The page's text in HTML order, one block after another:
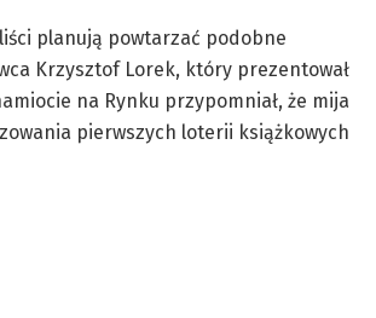
planują powtarzać podobne
Krzysztof Lorek, który prezentował
na Rynku przypomniał, że mija
pierwszych loterii książkowych